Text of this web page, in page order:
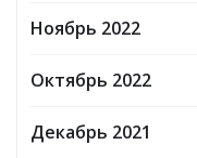
Ноябрь 2022
Октябрь 2022
Декабрь 2021